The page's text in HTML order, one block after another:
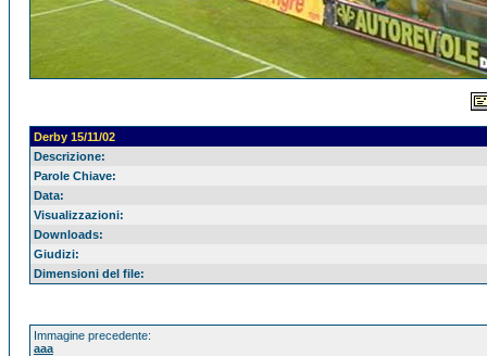
Derby 15/11/02
Descrizione:
Parole Chiave:
Data:
Visualizzazioni:
Downloads:
Giudizi:
Dimensioni del file:
Immagine precedente:
aaa